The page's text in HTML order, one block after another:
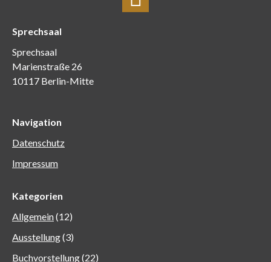
Sprechsaal
Sprechsaal
Marienstraße 26
10117 Berlin-Mitte
Navigation
Datenschutz
Impressum
Kategorien
Allgemein(12)
Ausstellung(3)
Buchvorstellung(22)